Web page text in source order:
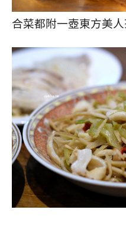
合菜都附一壺東方美